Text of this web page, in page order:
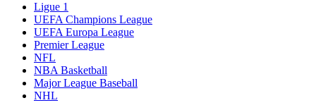
Ligue 1
UEFA Champions League
UEFA Europa League
Premier League
NFL
NBA Basketball
Major League Baseball
NHL